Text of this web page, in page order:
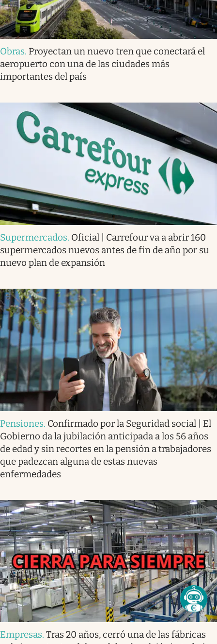
Obras. Proyectan un nuevo tren que conectará el
aeropuerto con una de las ciudades más
importantes del país
Supermercados. Oficial | Carrefour va a abrir 160
supermercados nuevos antes de fin de año por su
nuevo plan de expansión
Pensiones. Confirmado por la Seguridad social | El
Gobierno da la jubilación anticipada a los 56 años
de edad y sin recortes en la pensión a trabajadores
que padezcan alguna de estas nuevas
enfermedades
Empresas. Tras 20 años, cerró una de las fábricas